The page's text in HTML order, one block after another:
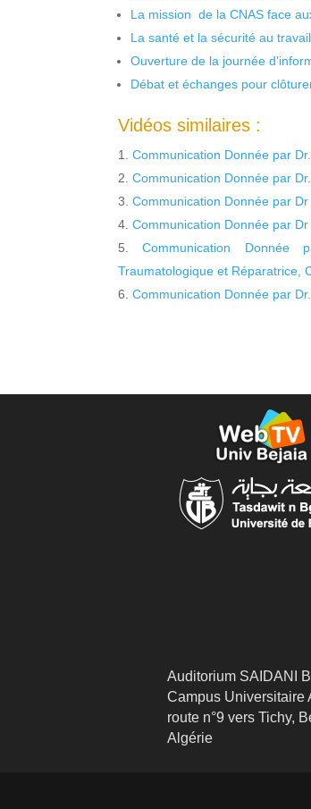
La mission de la CNAS face
La santé et la sécurité au
Ouverture de la journée
Débat et échanges pour
Vidéos similaires :
Communication Donnée par
Communication Donnée par
Communication Donnée par Dr
Communication Donnée par
Communication Donnée
Traumatologique et Réparatrice,
Communication Donnée par
Auditorium SAIDANI
Campus Universitaire
route n°9 vers Tichy,
Algérie